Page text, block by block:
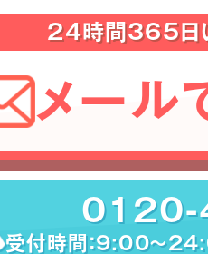
24時間365日
メール
0120-
受付時間：9:00〜